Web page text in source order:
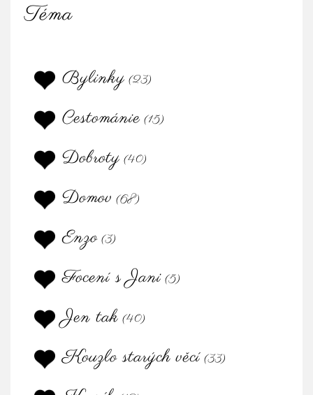
Téma
Bylinky (23)
Cestománie (15)
Dobroty (40)
Domov (68)
Enzo (3)
Focení s Jani (5)
Jen tak (40)
Kouzlo starých věcí (33)